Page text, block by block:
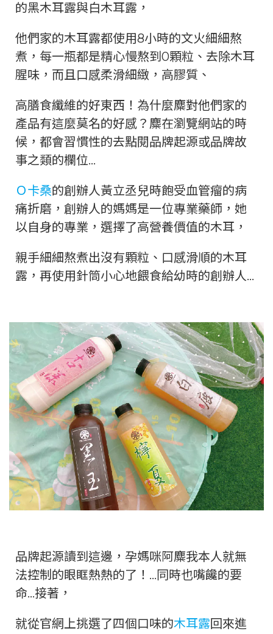
的黑木耳露與白木耳露，
他們家的木耳露都使用8小時的文火細細熬
煮，每一瓶都是精心慢熬到0顆粒、去除木耳
腥味，而且口感柔滑細緻，高膠質、
高膳食纖維的好東西！為什麼麋對他們家的
產品有這麼莫名的好感？麋在瀏覽網站的時
候，都會習慣性的去點閱品牌起源或品牌故
事之類的欄位…
Ｏ卡桑的創辦人黃立丞兒時飽受血管瘤的病
痛折磨，創辦人的媽媽是一位專業藥師，她
以自身的專業，選擇了高營養價值的木耳，
親手細細熬煮出沒有顆粒、口感滑順的木耳
露，再使用針筒小心地餵食給幼時的創辦人…
品牌起源讀到這邊，孕媽咪阿麋我本人就無
法控制的眼眶熱熱的了！…同時也嘴饞的要
命…接著，
就從官網上挑選了四個口味的木耳露回來進